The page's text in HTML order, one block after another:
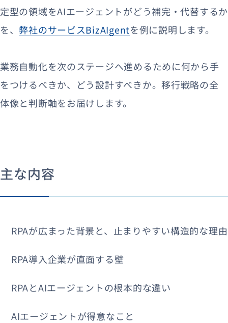
定型の領域をAIエージェントがどう補完・代替するか
を、 弊社のサービスBizAIgentを例に説明します。
業務自動化を次のステージへ進めるために何から手
をつけるべきか、どう設計すべきか。移行戦略の全
体像と判断軸をお届けします。
主な内容
RPAが広まった背景と、止まりやすい構造的な理由
RPA導入企業が直面する壁
RPAとAIエージェントの根本的な違い
AIエージェントが得意なこと